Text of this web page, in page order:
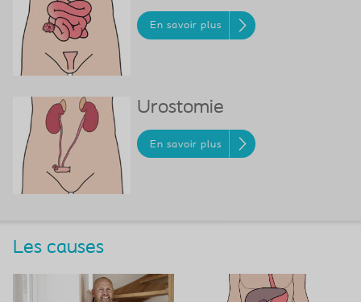
En savoir plus
Urostomie
En savoir plus
Les causes